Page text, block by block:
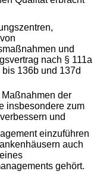
und
nach § 111a
136b und 137d
der
insbesondere zum
und
einzuführen
auch
gehört.